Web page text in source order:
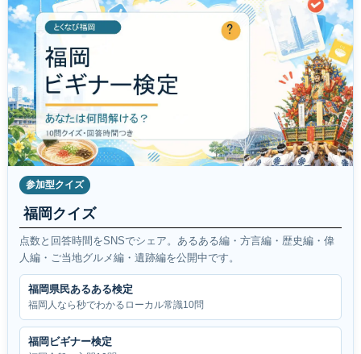
参加型クイズ
福岡クイズ
点数と回答時間をSNSでシェア。あるある編・方言編・歴史編・偉
人編・ご当地グルメ編・遺跡編を公開中です。
福岡県民あるある検定
福岡人なら秒でわかるローカル常識10問
福岡ビギナー検定